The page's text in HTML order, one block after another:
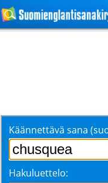
Käännettävä sana
Hakuluettelo: